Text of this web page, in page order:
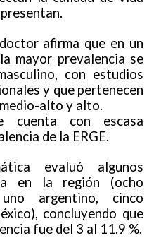
afirma que en un
mayor prevalencia se
con estudios
y que pertenecen
alto y alto.
cuenta con escasa
de la ERGE.
evaluó algunos
en la región (ocho
argentino, cinco
concluyendo que
fue del 3 al 11.9 %.